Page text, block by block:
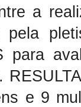
a
para
e 9